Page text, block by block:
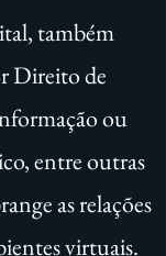
também
Direito de
ou
entre outras
as relações
virtuais.